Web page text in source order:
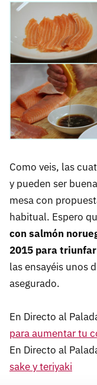
Como veis, las
y pueden ser
mesa con
habitual. Espero
con salmón
2015 para
las ensayéis unos
asegurado.
En Directo al
para aumentar tu
En Directo al
sake y teriyaki